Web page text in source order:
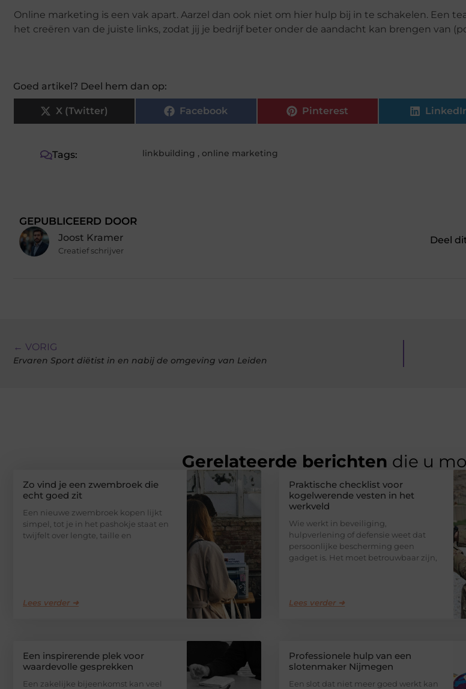
Online marketing is een vak apart. Aarzel dan ook niet om hier hulp bij in te schakelen. Een
het creëren van de juiste links, zodat jij je bedrijf beter onder de aandacht kan brengen van
Goed artikel? Deel hem dan op:
X (Twitter) Facebook Pinterest
Tags: linkbuilding , online marketing
GEPUBLICEERD DOOR
Joost Kramer
Creatief schrijver
Deel
← VORIG
Ervaren Sport diëtist in en nabij de omgeving van Leiden
Gerelateerde berichten die u
Zo vind je een zwembroek die
echt goed zit
Een nieuwe zwembroek kopen lijkt
simpel, tot je in het pashokje staat en
twijfelt over lengte, taille en
Lees verder ➜
Praktische checklist voor
kogelwerende vesten in het
werkveld
Wie werkt in beveiliging,
hulpverlening of defensie weet dat
persoonlijke bescherming geen
gadget is. Het moet betrouwbaar zijn,
Lees verder ➜
Een inspirerende plek voor
waardevolle gesprekken
Een zakelijke bijeenkomst kan veel
Professionele hulp van een
slotenmaker Nijmegen
Een slot dat niet meer goed werkt kan